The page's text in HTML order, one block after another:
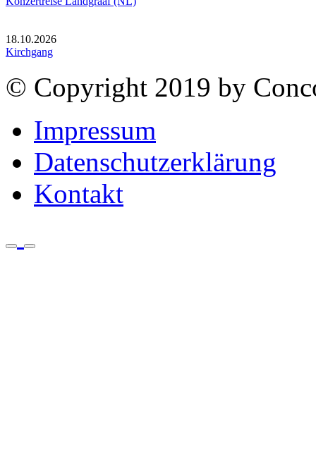
18.10.2026
Kirchgang
© Copyright 2019 by
Impressum
Datenschutzerklärung
Kontakt